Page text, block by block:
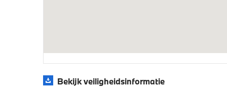
Veiligheid
Bekijk veiligheidsinformatie